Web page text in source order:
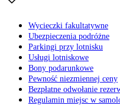
Wycieczki fakultatywne
Ubezpieczenia podróżne
Parkingi przy lotnisku
Usługi lotniskowe
Bony podarunkowe
Pewność niezmiennej ceny
Bezpłatne odwołanie
Regulamin miejsc w